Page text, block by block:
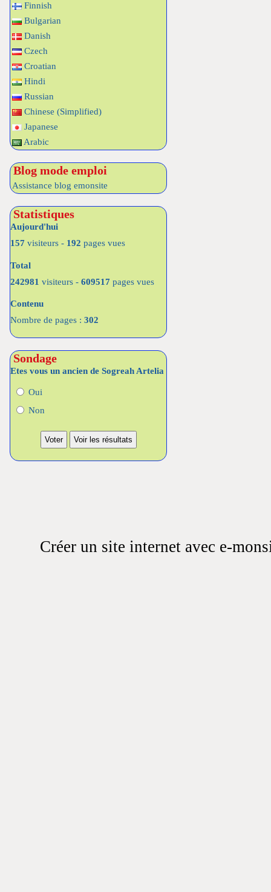
Finnish
Bulgarian
Danish
Czech
Croatian
Hindi
Russian
Chinese (Simplified)
Japanese
Arabic
Blog mode emploi
Assistance blog emonsite
Statistiques
Aujourd'hui
157 visiteurs - 192 pages vues
Total
242981 visiteurs - 609517 pages vues
Contenu
Nombre de pages : 302
Sondage
Etes vous un ancien de Sogreah Artelia
Oui
Non
Créer un site internet avec e-